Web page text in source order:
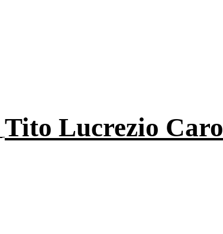
Tito Lucrezio Caro